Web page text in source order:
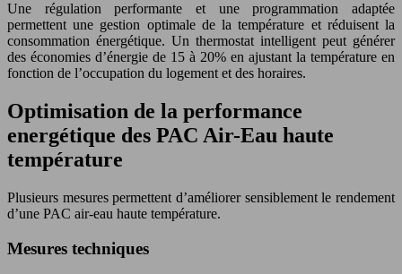
Une régulation performante et une programmation adaptée
permettent une gestion optimale de la température et réduisent la
consommation énergétique. Un thermostat intelligent peut générer
des économies d’énergie de 15 à 20% en ajustant la température en
fonction de l’occupation du logement et des horaires.
Optimisation de la performance
energétique des PAC Air-Eau haute
température
Plusieurs mesures permettent d’améliorer sensiblement le rendement
d’une PAC air-eau haute température.
Mesures techniques